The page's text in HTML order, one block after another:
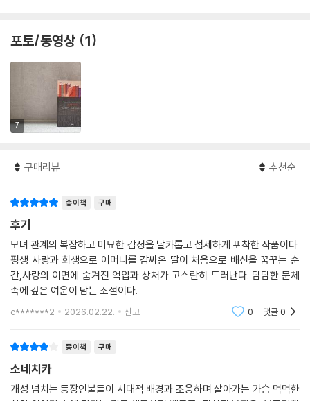
포토/동영상 (1)
7
구매리뷰 추천순
종이책 구매
후기
모녀 관계의 복잡하고 미묘한 감정을 날카롭고 섬세하게 포착한 작품이다.
평생 사랑과 희생으로 어머니를 감싸온 딸이 처음으로 배신을 꿈꾸는 순
간,사랑의 이면에 숨겨진 억압과 상처가 고스란히 드러난다. 담담한 문체
속에 깊은 여운이 남는 소설이다.
c*******2 2026.02.22. 신고 0 댓글0
종이책 구매
소네치카
개성 넘치는 등장인불들이 시대적 배경과 조응하며 살아가는 가슴 먹먹한